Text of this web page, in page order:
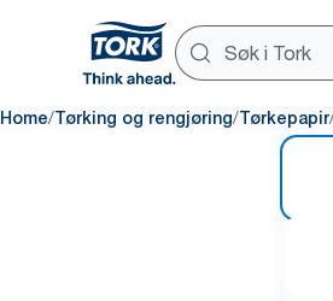
Home/Tørking og rengjøring/Tørkepapir